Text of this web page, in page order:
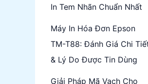
In Tem Nhãn Chuẩn Nhất
Máy In Hóa Đơn Epson
TM-T88: Đánh Giá Chi
& Lý Do Được Tin Dùng
Giải Pháp Mã Vạch Cho